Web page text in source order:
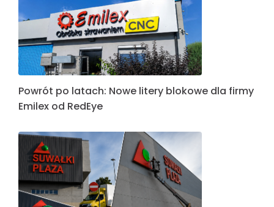
Powrót po latach: Nowe litery blokowe dla firmy
Emilex od RedEye